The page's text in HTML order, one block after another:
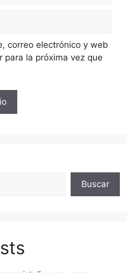
correo electrónico y web
para la próxima vez que
Buscar